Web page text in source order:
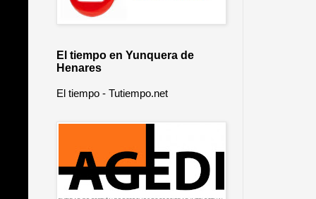
El tiempo en Yunquera de
Henares
El tiempo - Tutiempo.net